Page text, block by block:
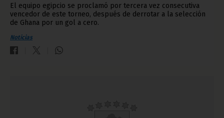
El equipo egipcio se proclamó por tercera vez consecutiva
vencedor de este torneo, después de derrotar a la selección
de Ghana por un gol a cero.
Noticias